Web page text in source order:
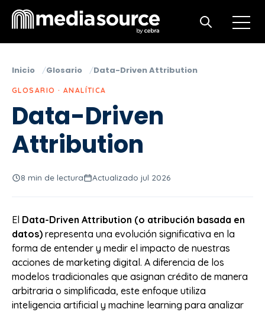
Open
Open search
Inicio Glosario Data-Driven Attribution
GLOSARIO · ANALÍTICA
Data-Driven
Attribution
8 min de lectura Actualizado jul 2026
El Data-Driven Attribution (o atribución basada en
datos) representa una evolución significativa en la
forma de entender y medir el impacto de nuestras
acciones de marketing digital. A diferencia de los
modelos tradicionales que asignan crédito de manera
arbitraria o simplificada, este enfoque utiliza
inteligencia artificial y machine learning para analizar